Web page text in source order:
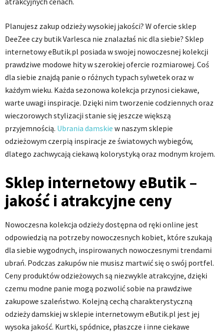
Planujesz zakup odzieży wysokiej jakości? W ofercie sklep
DeeZee czy butik Varlesca nie znalazłaś nic dla siebie? Sklep
internetowy eButik.pl posiada w swojej nowoczesnej kolekcji
prawdziwe modowe hity w szerokiej ofercie rozmiarowej. Coś
dla siebie znajdą panie o różnych typach sylwetek oraz w
każdym wieku. Każda sezonowa kolekcja przynosi ciekawe,
warte uwagi inspiracje. Dzięki nim tworzenie codziennych oraz
wieczorowych stylizacji stanie się jeszcze większą
przyjemnością. Ubrania damskie w naszym sklepie
odzieżowym czerpią inspiracje ze światowych wybiegów,
dlatego zachwycają ciekawą kolorystyką oraz modnym krojem.
Sklep internetowy eButik –
jakość i atrakcyjne ceny
Nowoczesna kolekcja odzieży dostępna od ręki online jest
odpowiedzią na potrzeby nowoczesnych kobiet, które szukają
dla siebie wygodnych, inspirowanych nowoczesnymi trendami
ubrań. Podczas zakupów nie musisz martwić się o swój portfel.
Ceny produktów odzieżowych są niezwykle atrakcyjne, dzięki
czemu modne panie mogą pozwolić sobie na prawdziwe
zakupowe szaleństwo. Kolejną cechą charakterystyczną
odzieży damskiej w sklepie internetowym eButik.pl jest jej
wysoka jakość. Kurtki, spódnice, płaszcze i inne ciekawe